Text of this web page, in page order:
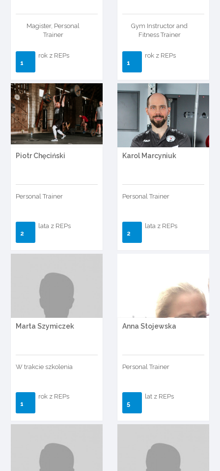
Magister, Personal
Trainer
1
rok z REPs
Gym Instructor and
Fitness Trainer
1
rok z REPs
Piotr Chęciński
Personal Trainer
2
lata z REPs
Karol Marcyniuk
Personal Trainer
2
lata z REPs
Marta Szymiczek
W trakcie szkolenia
1
rok z REPs
Anna Stojewska
Personal Trainer
5
lat z REPs